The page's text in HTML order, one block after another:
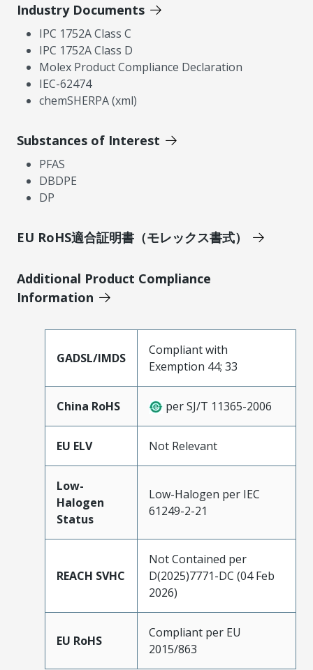
Industry Documents
IPC 1752A Class C
IPC 1752A Class D
Molex Product Compliance Declaration
IEC-62474
chemSHERPA (xml)
Substances of Interest
PFAS
DBDPE
DP
EU RoHS適合証明書（モレックス書式）
Additional Product Compliance
Information
GADSL/IMDS
Compliant with
Exemption 44; 33
China RoHS per SJ/T 11365-2006
EU ELV Not Relevant
Low-
Halogen
Status
Low-Halogen per IEC
61249-2-21
REACH SVHC
Not Contained per
D(2025)7771-DC (04 Feb
2026)
EU RoHS
Compliant per EU
2015/863